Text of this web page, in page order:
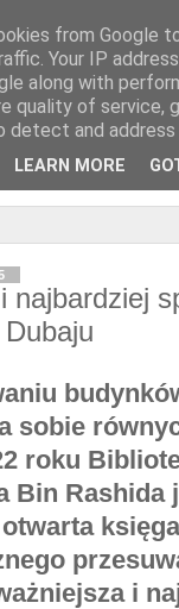
najbardziej
sobie
roku
Bin Rashida
i
from Google
Your IP
along with
quality of service,
and address
LEARN MORE